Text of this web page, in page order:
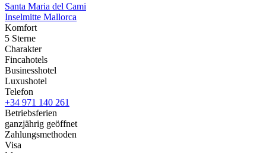
Santa Maria del Cami
Inselmitte Mallorca
Komfort
5 Sterne
Charakter
Fincahotels
Businesshotel
Luxushotel
Telefon
+34 971 140 261
Betriebsferien
ganzjährig geöffnet
Zahlungsmethoden
Visa